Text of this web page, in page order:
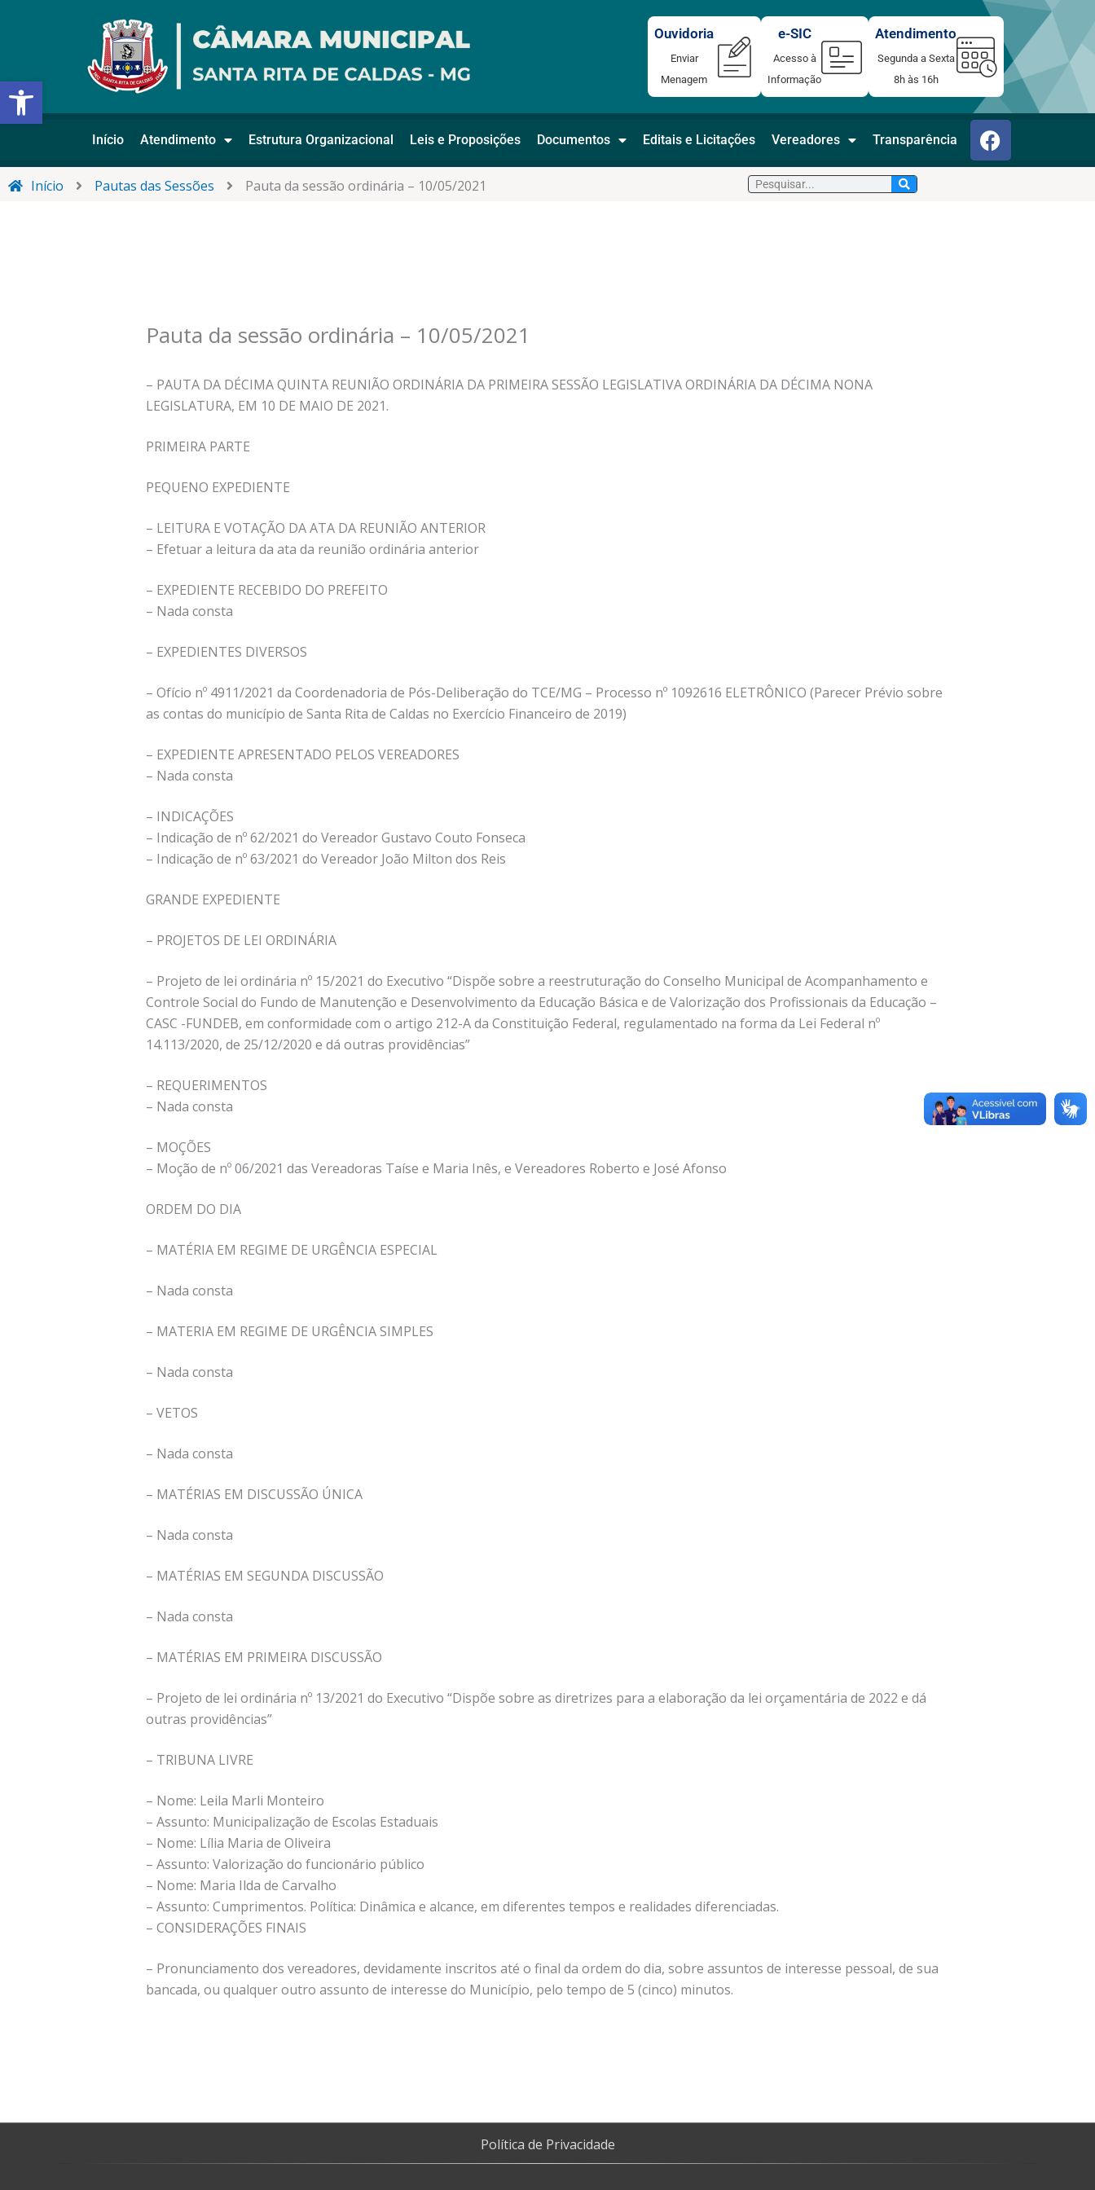
Abrir a barra de ferramentas
Atendimento
Segunda a Sexta
8h às 16h
e-SIC
Acesso à
Informação
Ouvidoria
Enviar
Menagem
Início Atendimento Estrutura Organizacional Leis e Proposições Documentos Editais e Licitações Vereadores Transparência F
a
c
Início Pautas das Sessões Pauta da sessão ordinária – 10/05/2021 Pesquisar
Pauta da sessão ordinária – 10/05/2021
– PAUTA DA DÉCIMA QUINTA REUNIÃO ORDINÁRIA DA PRIMEIRA SESSÃO LEGISLATIVA ORDINÁRIA DA DÉCIMA NONA
LEGISLATURA, EM 10 DE MAIO DE 2021.
PRIMEIRA PARTE
PEQUENO EXPEDIENTE
– LEITURA E VOTAÇÃO DA ATA DA REUNIÃO ANTERIOR
– Efetuar a leitura da ata da reunião ordinária anterior
– EXPEDIENTE RECEBIDO DO PREFEITO
– Nada consta
– EXPEDIENTES DIVERSOS
– Ofício nº 4911/2021 da Coordenadoria de Pós-Deliberação do TCE/MG – Processo nº 1092616 ELETRÔNICO (Parecer Prévio sobre
as contas do município de Santa Rita de Caldas no Exercício Financeiro de 2019)
– EXPEDIENTE APRESENTADO PELOS VEREADORES
– Nada consta
– INDICAÇÕES
– Indicação de nº 62/2021 do Vereador Gustavo Couto Fonseca
– Indicação de nº 63/2021 do Vereador João Milton dos Reis
GRANDE EXPEDIENTE
– PROJETOS DE LEI ORDINÁRIA
– Projeto de lei ordinária nº 15/2021 do Executivo “Dispõe sobre a reestruturação do Conselho Municipal de Acompanhamento e
Controle Social do Fundo de Manutenção e Desenvolvimento da Educação Básica e de Valorização dos Profissionais da Educação –
CASC -FUNDEB, em conformidade com o artigo 212-A da Constituição Federal, regulamentado na forma da Lei Federal nº
14.113/2020, de 25/12/2020 e dá outras providências”
– REQUERIMENTOS
– Nada consta
– MOÇÕES
– Moção de nº 06/2021 das Vereadoras Taíse e Maria Inês, e Vereadores Roberto e José Afonso
ORDEM DO DIA
– MATÉRIA EM REGIME DE URGÊNCIA ESPECIAL
– Nada consta
– MATERIA EM REGIME DE URGÊNCIA SIMPLES
– Nada consta
– VETOS
– Nada consta
– MATÉRIAS EM DISCUSSÃO ÚNICA
– Nada consta
– MATÉRIAS EM SEGUNDA DISCUSSÃO
– Nada consta
– MATÉRIAS EM PRIMEIRA DISCUSSÃO
– Projeto de lei ordinária nº 13/2021 do Executivo “Dispõe sobre as diretrizes para a elaboração da lei orçamentária de 2022 e dá
outras providências”
– TRIBUNA LIVRE
– Nome: Leila Marli Monteiro
– Assunto: Municipalização de Escolas Estaduais
– Nome: Lília Maria de Oliveira
– Assunto: Valorização do funcionário público
– Nome: Maria Ilda de Carvalho
– Assunto: Cumprimentos. Política: Dinâmica e alcance, em diferentes tempos e realidades diferenciadas.
– CONSIDERAÇÕES FINAIS
– Pronunciamento dos vereadores, devidamente inscritos até o final da ordem do dia, sobre assuntos de interesse pessoal, de sua
bancada, ou qualquer outro assunto de interesse do Município, pelo tempo de 5 (cinco) minutos.
Política de Privacidade